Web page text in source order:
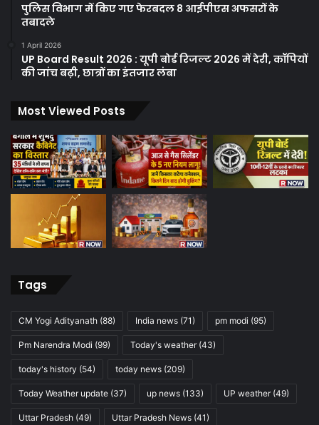
पुलिस विभाग में किए गए फेरबदल 8 आईपीएस अफसरों के
तबादले
1 April 2026
UP Board Result 2026 : यूपी बोर्ड रिजल्ट 2026 में देरी, कॉपियों
की जांच बढ़ी, छात्रों का इंतजार लंबा
Most Viewed Posts
Tags
CM Yogi Adityanath (88) India news (71) pm modi (95)
Pm Narendra Modi (99) Today's weather(43)
today's history (54) today news (209)
Today Weather update (37) up news (133) UP weather(49)
Uttar Pradesh (49) Uttar Pradesh News (41)